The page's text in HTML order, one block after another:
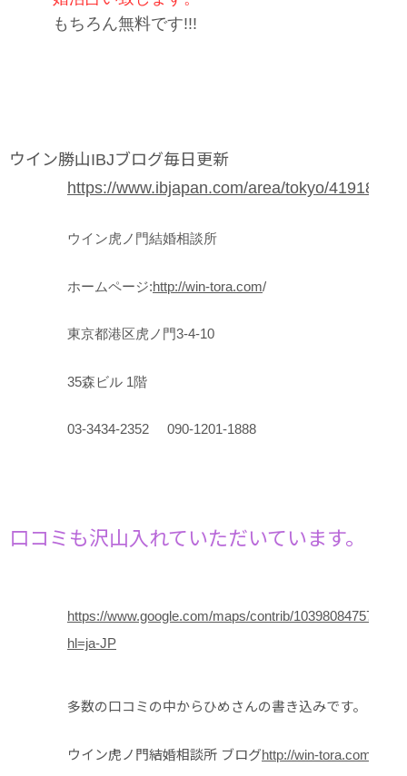
もちろん無料です!!!
ウイン勝山IBJブログ毎日更新
https://www.ibjapan.com/area/tokyo/41918/
ウイン虎ノ門結婚相談所
ホームページ:http://win-tora.com/
東京都港区虎ノ門3-4-10
35森ビル 1階
03-3434-2352 090-1201-1888
口コミも沢山入れていただいています。
https://www.google.com/maps/contrib/
hl=ja-JP
多数の口コミの中からひめさんの書き込みです。
ウイン虎ノ門結婚相談所 ブログhttp://win-tora.com/blog